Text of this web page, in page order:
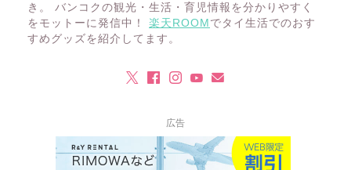
き。 バンコクの観光・生活・育児情報を分かりやすく
をモットーに発信中！ 楽天ROOM でタイ生活でのおす
すめグッズを紹介してます。
広告